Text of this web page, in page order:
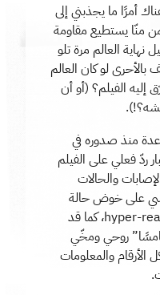
أمرًا ما يجذبني إلى
فمن منّا يستطيع مقاومة
نهاية العالم مرة تلو
بالأحرى لو كان العالم
إليه الفيلم؟ (أو أن
منذ صدوره في
ردّ فعلي على الفيلم
والحالات
على خوض حالة
قصوى من الواقعية المفرطة hyper-reality، كما قد
روحي ومخّي
والمعلومات